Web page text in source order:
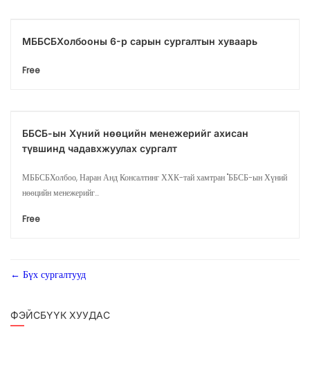
МББСБХолбооны 6-р сарын сургалтын хуваарь
Free
ББСБ-ын Хүний нөөцийн менежерийг ахисан
түвшинд чадавхжуулах сургалт
МББСБХолбоо, Наран Анд Консалтинг ХХК-тай хамтран "ББСБ-ын Хүний
нөөцийн менежерийг...
Free
Бүх сургалтууд
ФЭЙСБҮҮК ХУУДАС